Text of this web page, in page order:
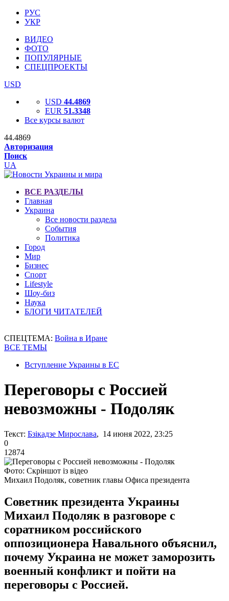
РУС
УКР
ВИДЕО
ФОТО
ПОПУЛЯРНЫЕ
СПЕЦПРОЕКТЫ
USD
USD 44.4869
EUR 51.3348
Все курсы валют
44.4869
Авторизация
Поиск
UA
ВСЕ РАЗДЕЛЫ
Главная
Украина
Все новости раздела
События
Политика
Город
Мир
Бизнес
Спорт
Lifestyle
Шоу-биз
Наука
БЛОГИ ЧИТАТЕЛЕЙ
СПЕЦТЕМА: Война в Иране
ВСЕ ТЕМЫ
Вступление Украины в ЕС
Переговоры с Россией
невозможны - Подоляк
Текст: Бзікадзе Мирослава, 14 июня 2022, 23:25
0
12874
Фото: Скріншот із відео
Михаил Подоляк, советник главы Офиса президента
Советник президента Украины
Михаил Подоляк в разговоре с
соратником российского
оппозиционера Навального объяснил,
почему Украина не может заморозить
военный конфликт и пойти на
переговоры с Россией.